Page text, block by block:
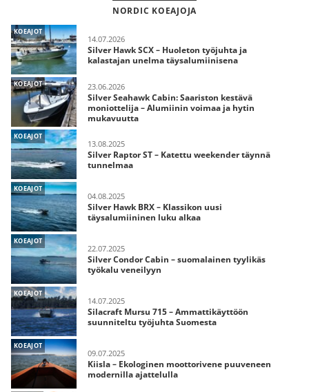
NORDIC KOEAJOJA
KOEAJOT
14.07.2026
Silver Hawk SCX – Huoleton työjuhta ja
kalastajan unelma täysalumiinisena
KOEAJOT 23.06.2026
Silver Seahawk Cabin: Saariston kestävä
moniottelija – Alumiinin voimaa ja hytin
mukavuutta
KOEAJOT
13.08.2025
Silver Raptor ST – Katettu weekender täynnä
tunnelmaa
KOEAJOT
04.08.2025
Silver Hawk BRX – Klassikon uusi
täysalumiininen luku alkaa
KOEAJOT
22.07.2025
Silver Condor Cabin – suomalainen tyylikäs
työkalu veneilyyn
KOEAJOT
14.07.2025
Silacraft Mursu 715 – Ammattikäyttöön
suunniteltu työjuhta Suomesta
KOEAJOT
09.07.2025
Kiisla – Ekologinen moottorivene puuveneen
modernilla ajattelulla